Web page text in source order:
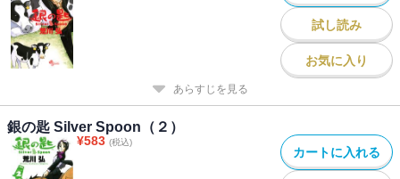
試し読み
お気に入り
あらすじを見る
銀の匙 Silver Spoon（２）
¥583 (税込)
カートに入れる